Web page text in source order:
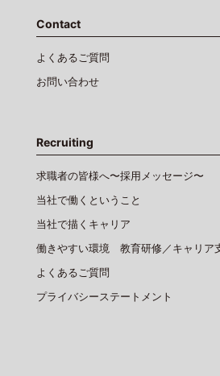
Contact
よくあるご質問
お問い合わせ
Recruiting
求職者の皆様へ〜採用メッセージ〜
当社で働くということ
当社で描くキャリア
働きやすい環境 教育研修／キャリア
よくあるご質問
プライバシーステートメント